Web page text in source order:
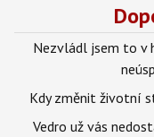
Nezvládl jsem to v
Kdy změnit životní
Vedro už vás